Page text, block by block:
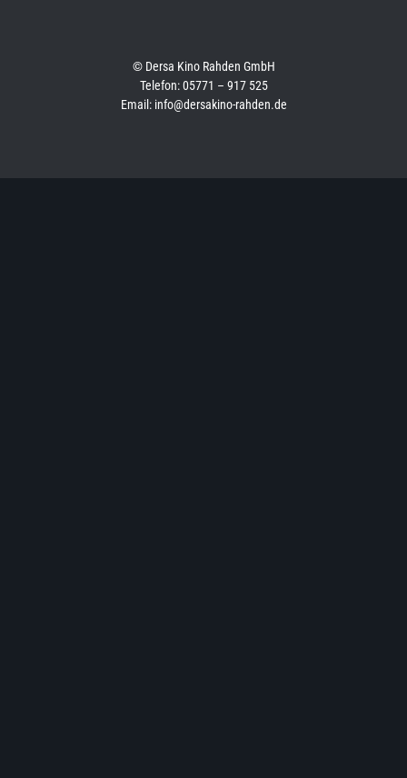
© Dersa Kino Rahden GmbH
Telefon: 05771 – 917 525
Email: info@dersakino-rahden.de